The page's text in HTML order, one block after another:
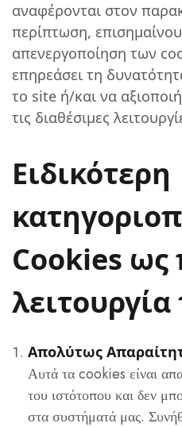
αναφέρονται στον
περίπτωση,
απενεργοποίηση των
επηρεάσει τη
το site ή/και να
τις διαθέσιμες
Ειδικότερη
Cookies ως
λειτουργία
Απολύτως
Αυτά τα cookies είναι
του ιστότοπου και δεν
στα συστήματά μας.